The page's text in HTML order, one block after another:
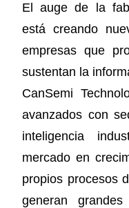
El auge de la
está creando
empresas que
sustentan la
CanSemi
avanzados con
inteligencia
mercado en
propios procesos
generan